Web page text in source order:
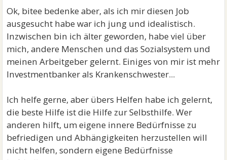
Ok, bitee bedenke aber, als ich mir diesen Job
ausgesucht habe war ich jung und idealistisch.
Inzwischen bin ich älter geworden, habe viel über
mich, andere Menschen und das Sozialsystem und
meinen Arbeitgeber gelernt. Einiges von mir ist mehr
Investmentbanker als Krankenschwester...
Ich helfe gerne, aber übers Helfen habe ich gelernt,
die beste Hilfe ist die Hilfe zur Selbsthilfe. Wer
anderen hilft, um eigene innere Bedürfnisse zu
befriedigen und Abhängigkeiten herzustellen will
nicht helfen, sondern eigene Bedürfnisse